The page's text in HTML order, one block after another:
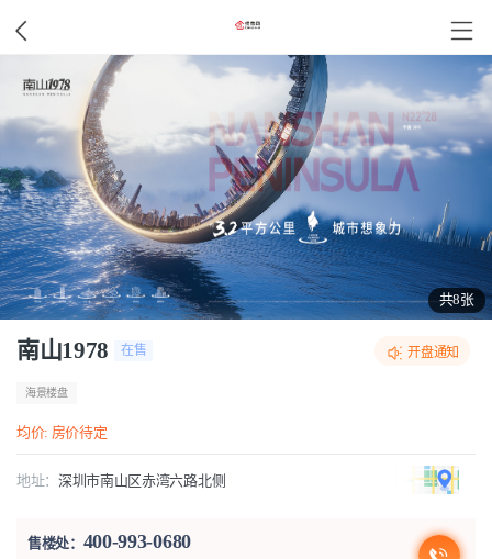
共8张
南山1978 在售 开盘通知
海景楼盘
均价: 房价待定
地址：深圳市南山区赤湾六路北侧
售楼处： 400-993-0680